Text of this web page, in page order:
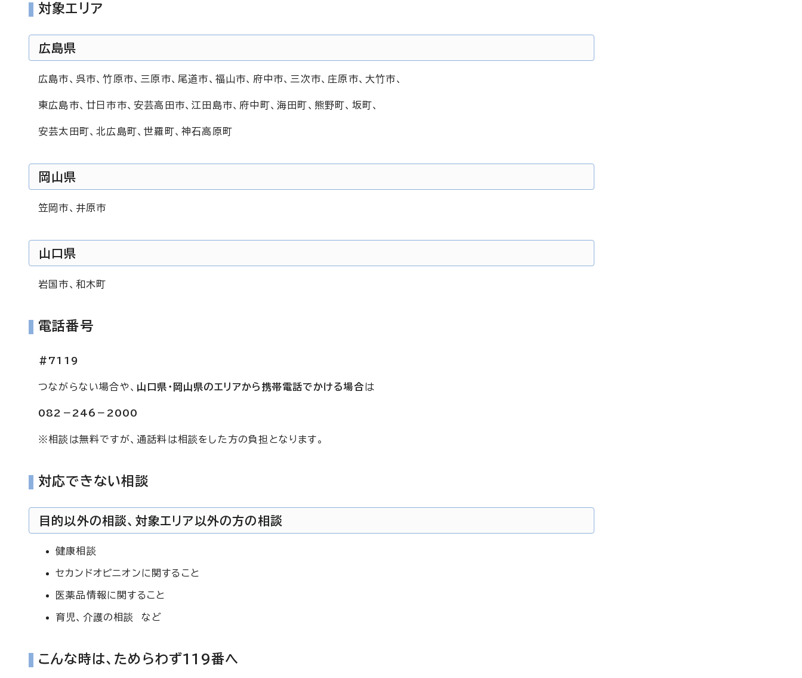
対象エリア
広島県
広島市、呉市、竹原市、三原市、尾道市、福山市、府中市、三次市、庄原市、大竹市、
東広島市、廿日市市、安芸高田市、江田島市、府中町、海田町、熊野町、坂町、
安芸太田町、北広島町、世羅町、神石高原町
岡山県
笠岡市、井原市
山口県
岩国市、和木町
電話番号
＃7119
つながらない場合や、 山口県・岡山県のエリアから携帯電話でかける場合は
082－246－2000
※相談は無料ですが、通話料は相談をした方の負担となります。
対応できない相談
目的以外の相談、対象エリア以外の方の相談
健康相談
セカンドオピニオンに関すること
医薬品情報に関すること
育児、介護の相談 など
こんな時は、ためらわず119番へ